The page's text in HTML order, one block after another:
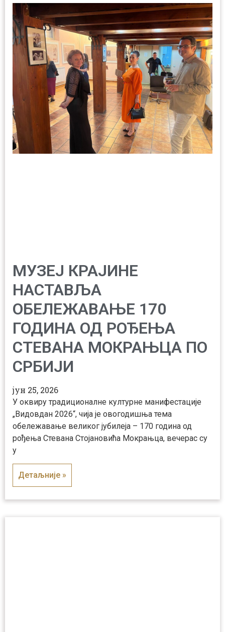
МУЗЕЈ КРАЈИНЕ
НАСТАВЉА
ОБЕЛЕЖАВАЊЕ 170
ГОДИНА ОД РОЂЕЊА
СТЕВАНА МОКРАЊЦА ПО
СРБИЈИ
јун 25, 2026
У оквиру традиционалне културне манифестације
„Видовдан 2026“, чија је овогодишња тема
обележавање великог јубилеја – 170 година од
рођења Стевана Стојановића Мокрањца, вечерас су
у
Детаљније »